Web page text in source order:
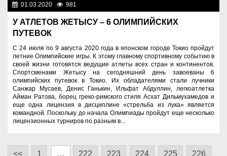
01.03.2020 981
У АТЛЕТОВ ЖЕТЫСУ – 6 ОЛИМПИЙСКИХ
ПУТЕВОК
С 24 июля по 9 августа 2020 года в японском городе Токио пройдут
летние Олимпийские игры. К этому главному спортивному событию в
своей жизни готовятся ведущие атлеты всех стран и континентов.
Спортсменами Жетысу на сегодняшний день завоеваны 6
олимпийских путевок в Токио. Их обладателями стали лучники
Санжар Мусаев, Денис Ганькин, Ильфат Абдуллин, легкоатлетка
Айман Ратова, борец греко-римского стиля Асхат Дильмухамедов и
еще одна лицензия в дисциплине «стрельба из лука» является
командной. Поскольку до начала Олимпиады пройдут еще несколько
лицензионных турниров по разным в...
<< 1 … 222 223 224 225
226